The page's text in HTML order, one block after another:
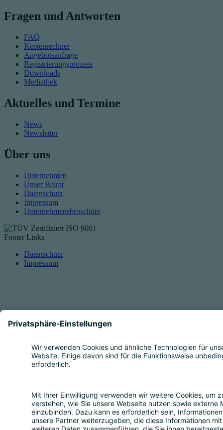
Fragen und Antworten
FAQ
Kostenrechner
Angebotsanfrage
Registrierungsprozess
Downloads
Mediathek
Aktuelles und Termine
News
Newsletter
Über uns
Unternehmen
Unser Beirat
Datenschutz
Impressum
Unternehmensbroschüre
Footer Links
Datenschutz
Impressum